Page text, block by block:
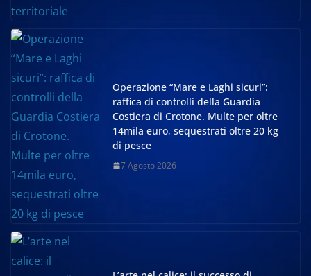
Operazione “Mare e Laghi sicuri”:
raffica di controlli della Guardia
Costiera di Crotone. Multe per oltre
14mila euro, sequestrati oltre 20 kg
di pesce
7 Agosto 2026